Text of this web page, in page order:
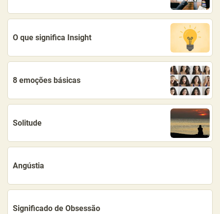
O que significa Insight
8 emoções básicas
Solitude
Angústia
Significado de Obsessão